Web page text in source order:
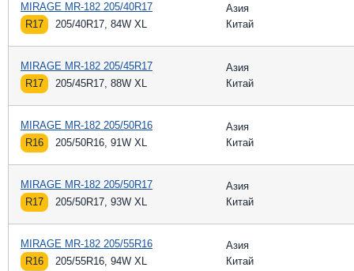
MIRAGE MR-182 205/40R17
R17
205/40R17, 84W XL
Азия
Китай
MIRAGE MR-182 205/45R17
R17
205/45R17, 88W XL
Азия
Китай
MIRAGE MR-182 205/50R16
R16
205/50R16, 91W XL
Азия
Китай
MIRAGE MR-182 205/50R17
R17
205/50R17, 93W XL
Азия
Китай
MIRAGE MR-182 205/55R16
R16
205/55R16, 94W XL
Азия
Китай